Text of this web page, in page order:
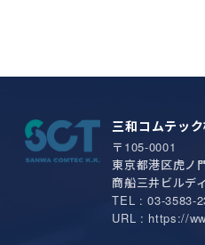
三和コムテッ
〒105-0001
東京都港区虎ノ
商船三井ビルデ
TEL : 03-3583-
URL : https://